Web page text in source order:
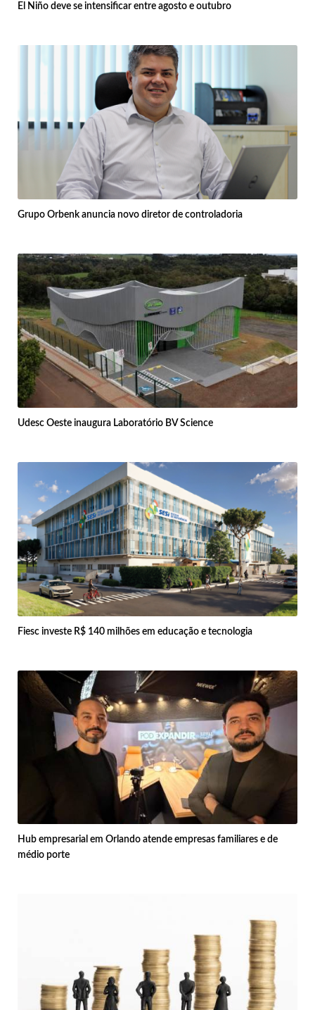
El Niño deve se intensificar entre agosto e outubro
Grupo Orbenk anuncia novo diretor de controladoria
Udesc Oeste inaugura Laboratório BV Science
Fiesc investe R$ 140 milhões em educação e tecnologia
Hub empresarial em Orlando atende empresas familiares e de
médio porte